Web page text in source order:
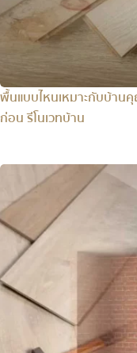
พื้นแบบไหนเหมาะกับบ้าน
ก่อน รีโนเวทบ้าน